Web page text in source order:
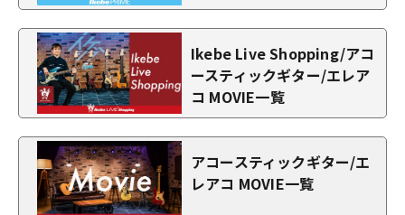
Ikebe Live Shopping/アコ
ースティックギター/エレア
コ MOVIE一覧
アコースティックギター/エ
レアコ MOVIE一覧